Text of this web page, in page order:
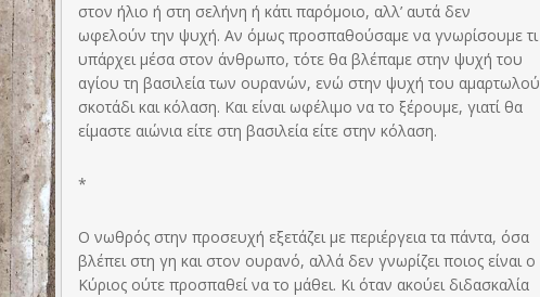
στον ήλιο ή στη σελήνη ή κάτι παρόμοιο, αλλ’ αυτά δεν
ωφελούν την ψυχή. Αν όμως προσπαθούσαμε να γνωρίσουμε τι
υπάρχει μέσα στον άνθρωπο, τότε θα βλέπαμε στην ψυχή του
αγίου τη βασιλεία των ουρανών, ενώ στην ψυχή του αμαρτωλού
σκοτάδι και κόλαση. Και είναι ωφέλιμο να το ξέρουμε, γιατί θα
είμαστε αιώνια είτε στη βασιλεία είτε στην κόλαση.
*
Ο νωθρός στην προσευχή εξετάζει με περιέργεια τα πάντα, όσα
βλέπει στη γη και στον ουρανό, αλλά δεν γνωρίζει ποιος είναι ο
Κύριος ούτε προσπαθεί να το μάθει. Κι όταν ακούει διδασκαλία